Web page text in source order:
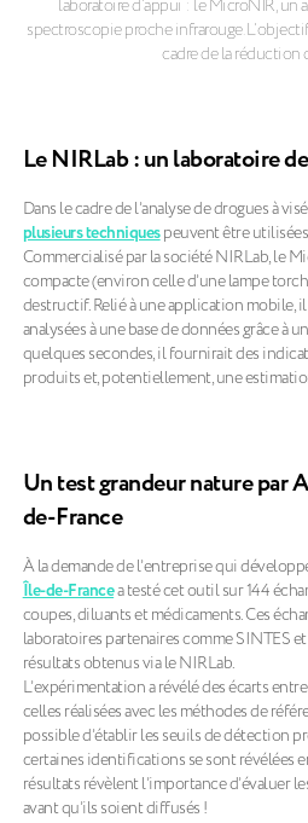
laboratoire d’appui : le MicroNIR, un
spectroscopie proche infrarouge.
cadre de la réduction
Le NIRLab : un laboratoire
Dans le cadre de l’analyse de drogues à
plusieurs techniquespeuvent être
Commercialisé par la société NIRLab, le
compacte (environ celle d’une lampe
destructif. Relié à une application mobile,
analysées à une base de données grâce à
quelques secondes, il fournirait des
produits et, potentiellement, une
Un test grandeur nature par
de-France
À la demande de l’entreprise qui
Île-de-Francea testé cet outil sur 144
coupes, diluants et médicaments. Ces
laboratoires partenaires comme SINTES
résultats obtenus via le NIRLab.
L’expérimentation a révélé des écarts
celles réalisées avec les méthodes de
possible d’établir les seuils de détection
certaines identifications se sont révélées
résultats révèlent l’importance d’évaluer
avant qu’ils soient diffusés !